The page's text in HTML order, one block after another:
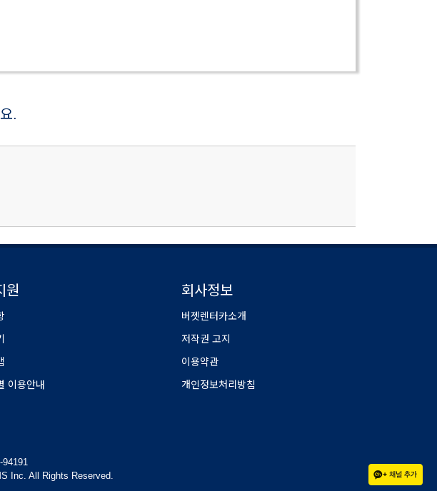
.
원
이용안내
회사정보
버젯렌터카소개
저작권 고지
이용약관
개인정보처리방침
94191
Inc. All Rights Reserved.